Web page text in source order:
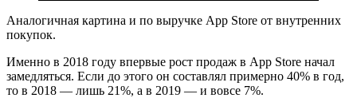
Аналогичная картина и по выручке App Store от внутренних
покупок.
Именно в 2018 году впервые рост продаж в App Store начал
замедляться. Если до этого он составлял примерно 40% в год,
то в 2018 — лишь 21%, а в 2019 — и вовсе 7%.